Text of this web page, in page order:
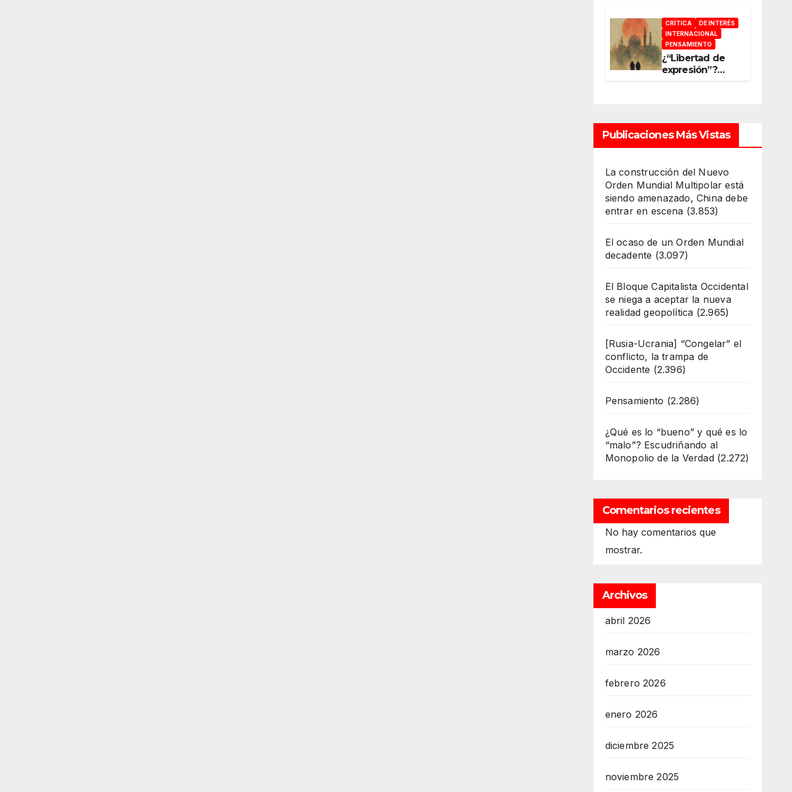
reconfiguración
del Nuevo
Orden Mundial
CRÍTICA
DE INTERÉS
INTERNACIONAL
PENSAMIENTO
¿“Libertad de
expresión”?
todo es ilusión
Publicaciones Más Vistas
La construcción del Nuevo
Orden Mundial Multipolar está
siendo amenazado, China debe
entrar en escena (3.853)
El ocaso de un Orden Mundial
decadente (3.097)
El Bloque Capitalista Occidental
se niega a aceptar la nueva
realidad geopolítica (2.965)
[Rusia-Ucrania] “Congelar” el
conflicto, la trampa de
Occidente (2.396)
Pensamiento (2.286)
¿Qué es lo “bueno” y qué es lo
“malo”? Escudriñando al
Monopolio de la Verdad (2.272)
Comentarios recientes
No hay comentarios que
mostrar.
Archivos
abril 2026
marzo 2026
febrero 2026
enero 2026
diciembre 2025
noviembre 2025